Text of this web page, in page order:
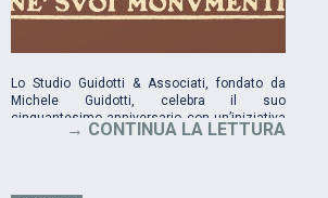
Lo Studio Guidotti & Associati, fondato da
Michele Guidotti, celebra il suo
cinquantesimo anniversario con un’iniziativa
che unisce passato e futuro, rendendo
CONTINUA LA LETTURA